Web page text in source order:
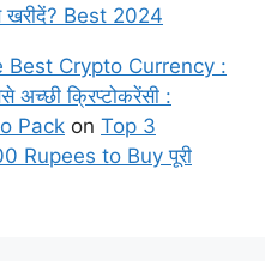
Best 2024
Crypto Currency :
क्रिप्टोकरेंसी :
Pack on Top 3
Rupees to Buy पूरी